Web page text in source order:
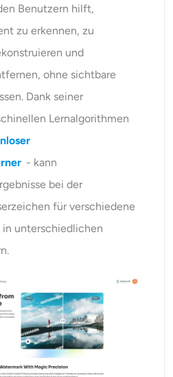
Benutzern hilft,
zu erkennen, zu
und
ohne sichtbare
Dank seiner
Lernalgorithmen
- kann
bei der
für verschiedene
in unterschiedlichen